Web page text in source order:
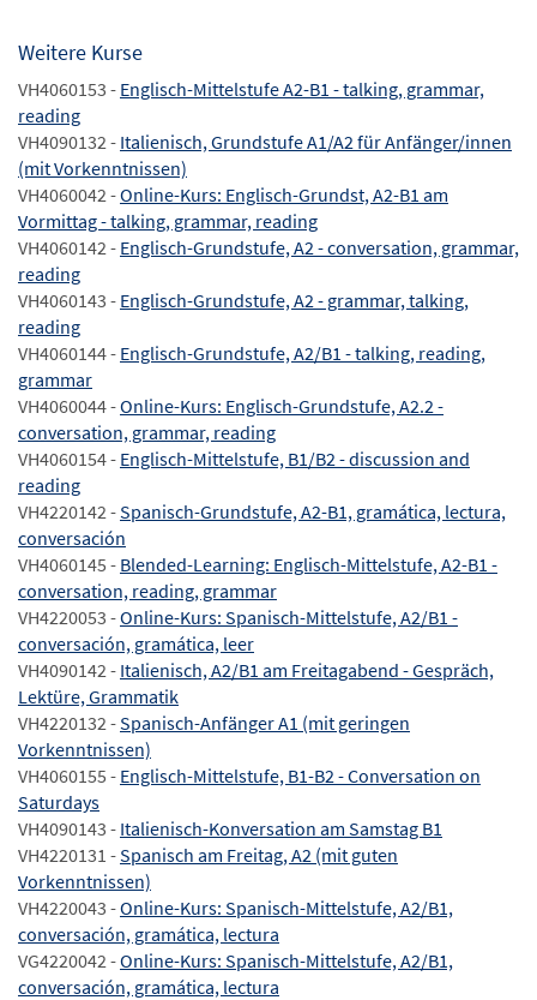
Weitere Kurse
VH4060153 - Englisch-Mittelstufe A2-B1 - talking, grammar,
reading
VH4090132 - Italienisch, Grundstufe A1/A2 für Anfänger/innen
(mit Vorkenntnissen)
VH4060042 -Online-Kurs: Englisch-Grundst, A2-B1 am
Vormittag - talking, grammar, reading
VH4060142 - Englisch-Grundstufe, A2 - conversation, grammar,
reading
VH4060143 - Englisch-Grundstufe, A2 - grammar, talking,
reading
VH4060144 - Englisch-Grundstufe, A2/B1 - talking, reading,
grammar
VH4060044 -Online-Kurs: Englisch-Grundstufe, A2.2 -
conversation, grammar, reading
VH4060154 - Englisch-Mittelstufe, B1/B2 - discussion and
reading
VH4220142 -Spanisch-Grundstufe, A2-B1, gramática, lectura,
conversación
VH4060145 - Blended-Learning: Englisch-Mittelstufe, A2-B1 -
conversation, reading, grammar
VH4220053 -Online-Kurs: Spanisch-Mittelstufe, A2/B1 -
conversación, gramática, leer
VH4090142 - Italienisch, A2/B1 am Freitagabend - Gespräch,
Lektüre, Grammatik
VH4220132 -Spanisch-Anfänger A1 (mit geringen
Vorkenntnissen)
VH4060155 - Englisch-Mittelstufe, B1-B2 - Conversation on
Saturdays
VH4090143 - Italienisch-Konversation am Samstag B1
VH4220131 -Spanisch am Freitag, A2 (mit guten
Vorkenntnissen)
VH4220043 -Online-Kurs: Spanisch-Mittelstufe, A2/B1,
conversación, gramática, lectura
VG4220042 -Online-Kurs: Spanisch-Mittelstufe, A2/B1,
conversación, gramática, lectura